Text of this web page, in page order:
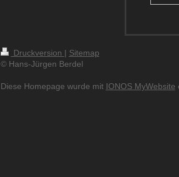
Druckversion | Sitemap
© Hans-Jürgen Berdel
Diese Homepage wurde mit IONOS MyWebsite